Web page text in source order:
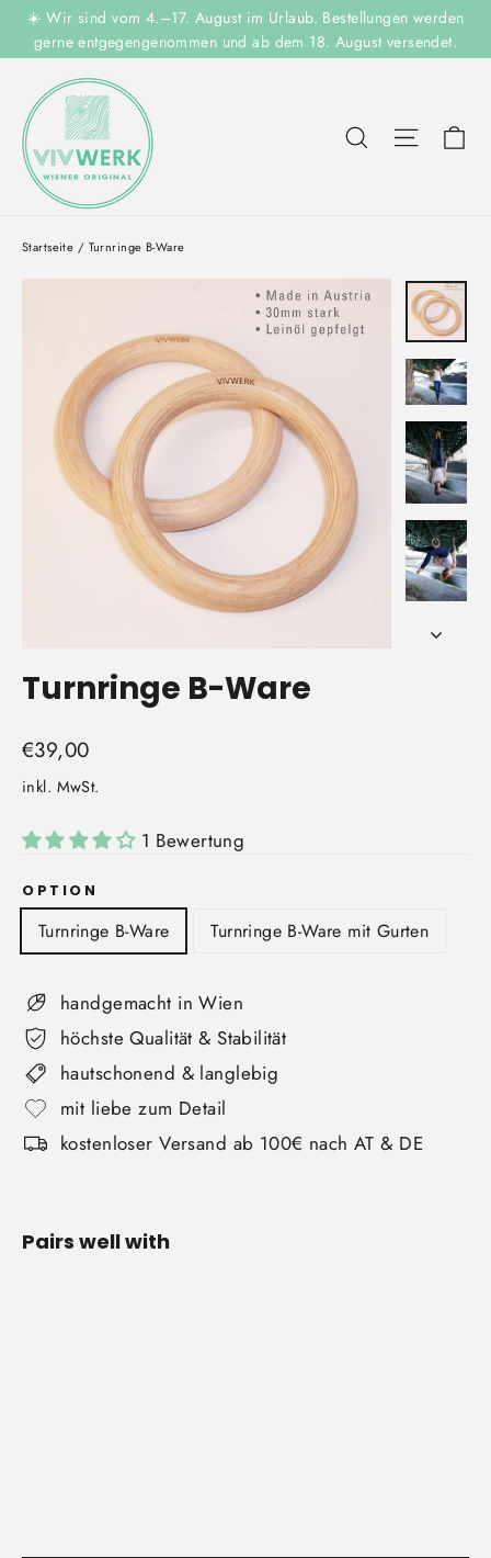
Direkt☀️ Wir sind vom 4.–17. August im Urlaub. Bestellungen werden
gerne entgegengenommen und ab dem 18. August versendet.
Suche
Startseite / Turnringe B-Ware
Turnringe B-Ware
Normaler
Preis
€39,00
inkl. MwSt.
1 Bewertung
OPTION
Turnringe B-Ware Turnringe B-Ware mit Gurten
handgemacht in Wien
höchste Qualität & Stabilität
hautschonend & langlebig
mit liebe zum Detail
kostenloser Versand ab 100€ nach AT & DE
Pairs well with